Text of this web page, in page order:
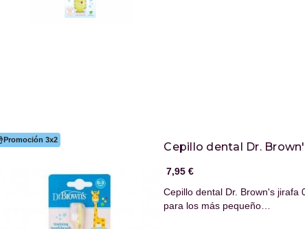
Promoción 3x2
Cepillo dental Dr.
7,95 €
Cepillo dental Dr. Brown's jirafa
para los más pequeño…